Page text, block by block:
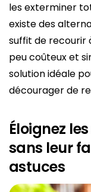
les exterminer
existe des
suffit de recourir
peu coûteux et
solution idéale
décourager de
Éloignez
sans leur
astuces